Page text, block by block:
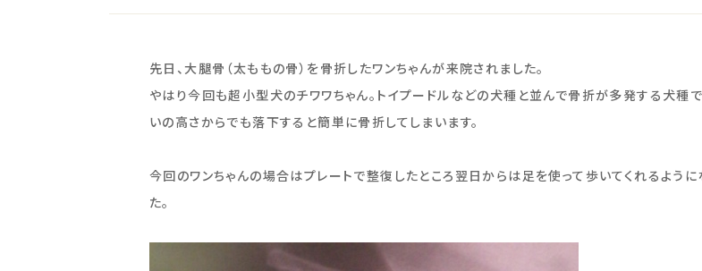
先日、大腿骨（太ももの骨）を骨折したワンちゃんが来院されました。
やはり今回も超小型犬のチワワちゃん。トイプードルなどの犬種と並んで骨折が多発する犬種で
いの高さからでも落下すると簡単に骨折してしまいます。
今回のワンちゃんの場合はプレートで整復したところ翌日からは足を使って歩いてくれるように
た。